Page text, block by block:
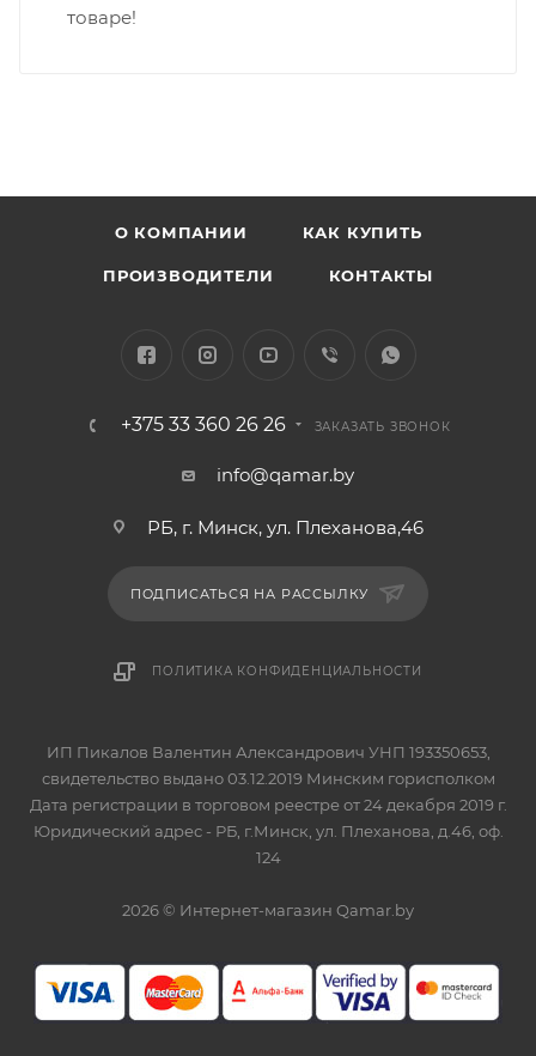
товаре!
О КОМПАНИИ КАК КУПИТЬ
ПРОИЗВОДИТЕЛИ КОНТАКТЫ
+375 33 360 26 26 ЗАКАЗАТЬ ЗВОНОК
info@qamar.by
РБ, г. Минск, ул. Плеханова,46
ПОДПИСАТЬСЯ НА РАССЫЛКУ
ПОЛИТИКА КОНФИДЕНЦИАЛЬНОСТИ
ИП Пикалов Валентин Александрович УНП 193350653,
свидетельство выдано 03.12.2019 Минским горисполком
Дата регистрации в торговом реестре от 24 декабря 2019 г.
Юридический адрес - РБ, г.Минск, ул. Плеханова, д.46, оф.
124
2026 © Интернет-магазин Qamar.by